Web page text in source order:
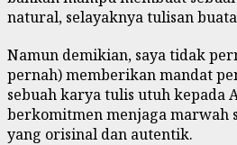
natural, selayaknya tulisan
Namun demikian, saya tidak
pernah) memberikan mandat
sebuah karya tulis utuh kepada
berkomitmen menjaga marwah
yang orisinal dan autentik.